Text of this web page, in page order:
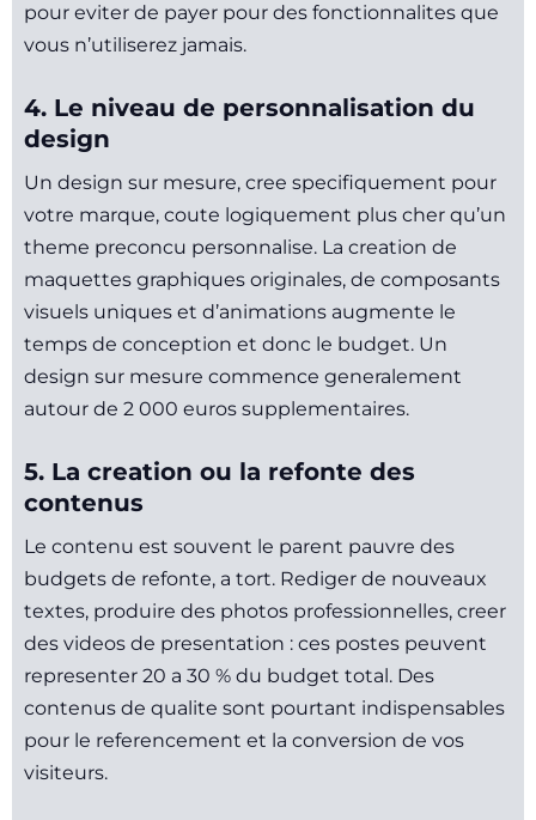
pour eviter de payer pour des fonctionnalites que
vous n’utiliserez jamais.
4. Le niveau de personnalisation du
design
Un design sur mesure, cree specifiquement pour
votre marque, coute logiquement plus cher qu’un
theme preconcu personnalise. La creation de
maquettes graphiques originales, de composants
visuels uniques et d’animations augmente le
temps de conception et donc le budget. Un
design sur mesure commence generalement
autour de 2 000 euros supplementaires.
5. La creation ou la refonte des
contenus
Le contenu est souvent le parent pauvre des
budgets de refonte, a tort. Rediger de nouveaux
textes, produire des photos professionnelles, creer
des videos de presentation : ces postes peuvent
representer 20 a 30 % du budget total. Des
contenus de qualite sont pourtant indispensables
pour le referencement et la conversion de vos
visiteurs.